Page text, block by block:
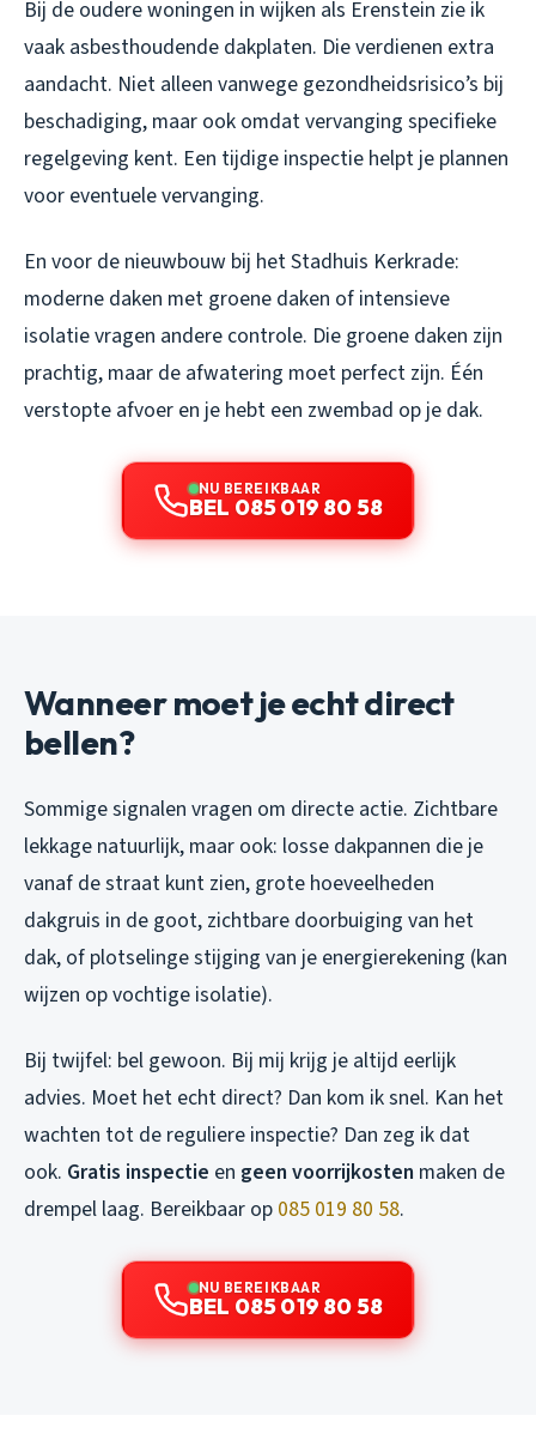
Bij de oudere woningen in wijken als Erenstein zie ik
vaak asbesthoudende dakplaten. Die verdienen extra
aandacht. Niet alleen vanwege gezondheidsrisico’s bij
beschadiging, maar ook omdat vervanging specifieke
regelgeving kent. Een tijdige inspectie helpt je plannen
voor eventuele vervanging.
En voor de nieuwbouw bij het Stadhuis Kerkrade:
moderne daken met groene daken of intensieve
isolatie vragen andere controle. Die groene daken zijn
prachtig, maar de afwatering moet perfect zijn. Één
verstopte afvoer en je hebt een zwembad op je dak.
NU BEREIKBAAR
BEL 085 019 80 58
Wanneer moet je echt direct
bellen?
Sommige signalen vragen om directe actie. Zichtbare
lekkage natuurlijk, maar ook: losse dakpannen die je
vanaf de straat kunt zien, grote hoeveelheden
dakgruis in de goot, zichtbare doorbuiging van het
dak, of plotselinge stijging van je energierekening (kan
wijzen op vochtige isolatie).
Bij twijfel: bel gewoon. Bij mij krijg je altijd eerlijk
advies. Moet het echt direct? Dan kom ik snel. Kan het
wachten tot de reguliere inspectie? Dan zeg ik dat
ook. Gratis inspectie en geen voorrijkosten maken de
drempel laag. Bereikbaar op 085 019 80 58.
NU BEREIKBAAR
BEL 085 019 80 58